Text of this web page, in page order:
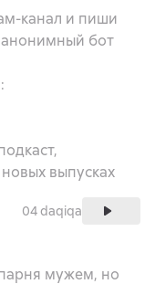
канал и пиши
анонимный бот
выпусках
04 daqiqa
мужем, но